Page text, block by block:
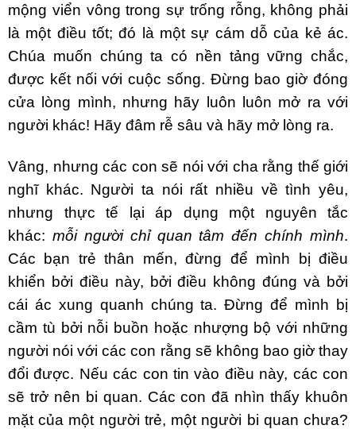
mộng viển vông trong sự trống rỗng, không phải
là một điều tốt; đó là một sự cám dỗ của kẻ ác.
Chúa muốn chúng ta có nền tảng vững chắc,
được kết nối với cuộc sống. Đừng bao giờ đóng
cửa lòng mình, nhưng hãy luôn luôn mở ra với
người khác! Hãy đâm rễ sâu và hãy mở lòng ra.
Vâng, nhưng các con sẽ nói với cha rằng thế giới
nghĩ khác. Người ta nói rất nhiều về tình yêu,
nhưng thực tế lại áp dụng một nguyên tắc
khác: mỗi người chỉ quan tâm đến chính mình.
Các bạn trẻ thân mến, đừng để mình bị điều
khiển bởi điều này, bởi điều không đúng và bởi
cái ác xung quanh chúng ta. Đừng để mình bị
cầm tù bởi nỗi buồn hoặc nhượng bộ với những
người nói với các con rằng sẽ không bao giờ thay
đổi được. Nếu các con tin vào điều này, các con
sẽ trở nên bi quan. Các con đã nhìn thấy khuôn
mặt của một người trẻ, một người bi quan chưa?